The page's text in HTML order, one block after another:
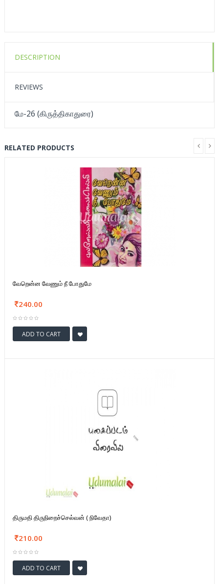
DESCRIPTION
REVIEWS
மே-26 (கிருத்திகாதுரை)
RELATED PRODUCTS
வேறென்ன வேணும் நீ போதுமே
240.00
ADD TO CART
திருமதி திருநிறைச்செல்வன் ( நிவேதா)
210.00
ADD TO CART